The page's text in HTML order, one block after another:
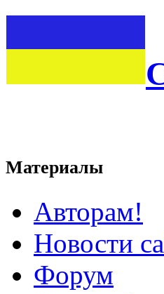
Материалы
Авторам!
Новости
Форум